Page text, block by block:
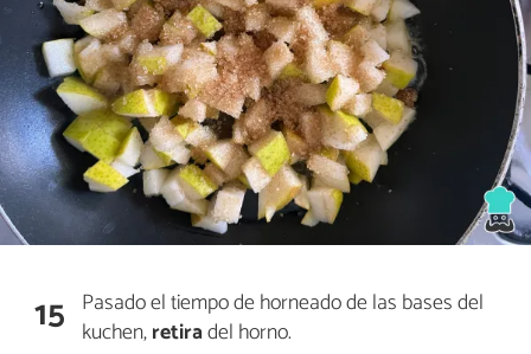
15 Pasado el tiempo de horneado de las bases del
kuchen,retiradel horno.